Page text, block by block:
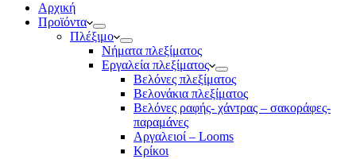
Αρχική
Προϊόντα
Πλέξιμο
Νήματα πλεξίματος
Εργαλεία πλεξίματος
Βελόνες πλεξίματος
Βελονάκια πλεξίματος
Βελόνες ραφής- χάντρας – σακοράφες-
παραμάνες
Αργαλειοί – Looms
Κρίκοι